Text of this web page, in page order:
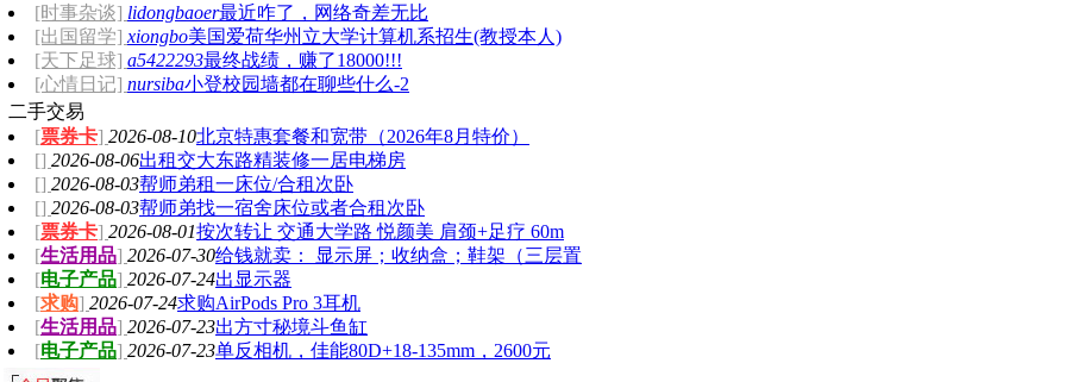
拖把老爹已经到了讨狗嫌的年纪
[时事杂谈] lidongbaoer最近咋了，网络奇差无比
[出国留学] xiongbo美国爱荷华州立大学计算机系招生(教授本人)
[天下足球] a5422293最终战绩，赚了18000!!!
[心情日记] nursiba小登校园墙都在聊些什么-2
二手交易
[票券卡] 2026-08-10北京特惠套餐和宽带（2026年8月特价）
[] 2026-08-06出租交大东路精装修一居电梯房
[] 2026-08-03帮师弟租一床位/合租次卧
[] 2026-08-03帮师弟找一宿舍床位或者合租次卧
[票券卡] 2026-08-01按次转让 交通大学路 悦颜美 肩颈+足疗 60m
[生活用品] 2026-07-30给钱就卖： 显示屏；收纳盒；鞋架（三层置
[电子产品] 2026-07-24出显示器
[求购] 2026-07-24求购AirPods Pro 3耳机
[生活用品] 2026-07-23出方寸秘境斗鱼缸
[电子产品] 2026-07-23单反相机，佳能80D+18-135mm，2600元